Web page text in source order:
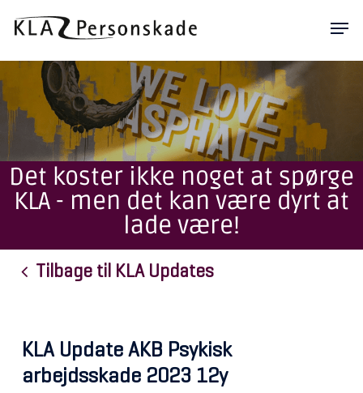
Det koster ikke noget at spørge
KLA - men det kan være dyrt at
lade være!
Tilbage til KLA Updates
KLA Update AKB Psykisk
arbejdsskade 2023 12y